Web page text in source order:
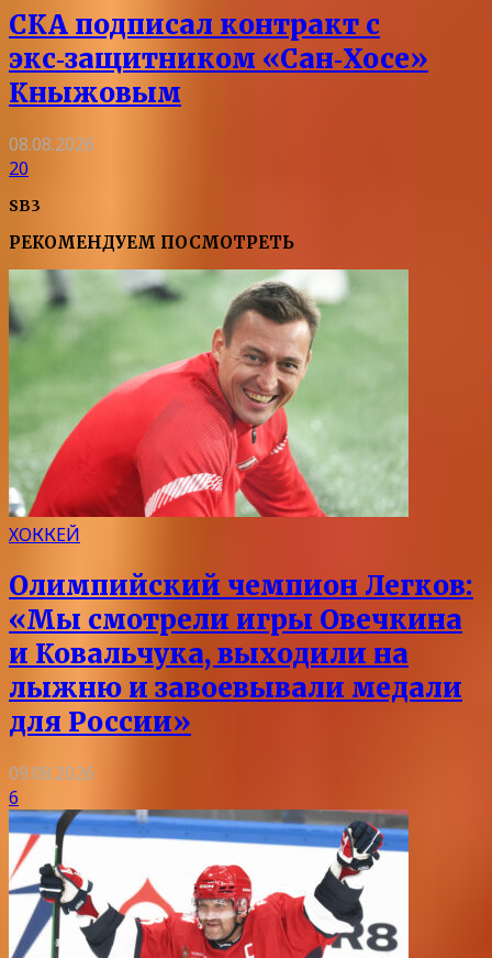
СКА подписал контракт с
экс‑защитником «Сан‑Хосе»
Кныжовым
08.08.2026
20
SB3
РЕКОМЕНДУЕМ ПОСМОТРЕТЬ
ХОККЕЙ
Олимпийский чемпион Легков:
«Мы смотрели игры Овечкина
и Ковальчука, выходили на
лыжню и завоевывали медали
для России»
09.08.2026
6